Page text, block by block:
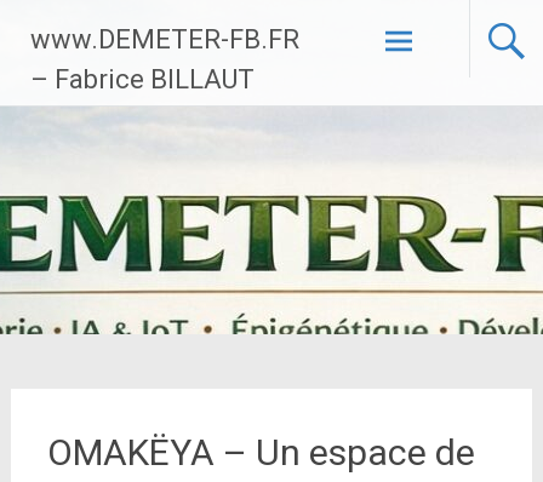
contenu
principal
www.DEMETER-FB.FR
– Fabrice BILLAUT
OMAKËYA – Un espace de